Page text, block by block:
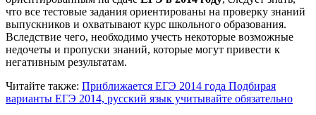
что все тестовые задания ориентированы на проверку знаний
выпускников и охватывают курс школьного образования.
Вследствие чего, необходимо учесть некоторые возможные
недочеты и пропуски знаний, которые могут привести к
негативным результатам.
Читайте также: Приближается ЕГЭ 2014 года Подбирая
варианты ЕГЭ 2014, русский язык учитывайте обязательно